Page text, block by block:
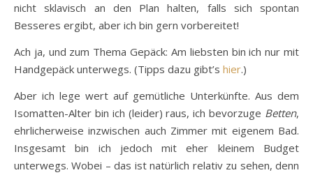
nicht sklavisch an den Plan halten, falls sich spontan
Besseres ergibt, aber ich bin gern vorbereitet!
Ach ja, und zum Thema Gepäck: Am liebsten bin ich nur mit
Handgepäck unterwegs. (Tipps dazu gibt’s hier.)
Aber ich lege wert auf gemütliche Unterkünfte. Aus dem
Isomatten-Alter bin ich (leider) raus, ich bevorzuge Betten,
ehrlicherweise inzwischen auch Zimmer mit eigenem Bad.
Insgesamt bin ich jedoch mit eher kleinem Budget
unterwegs. Wobei – das ist natürlich relativ zu sehen, denn